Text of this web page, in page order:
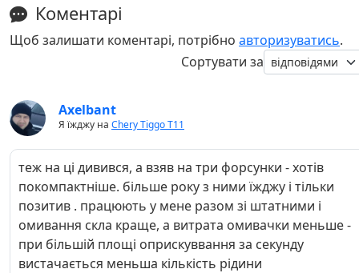
Коментарі
Щоб залишати коментарі, потрібно авторизуватись.
Сортувати за
Axelbant
Я їжджу на Chery Tiggo Т11
теж на ці дивився, а взяв на три форсунки - хотів
покомпактніше. більше року з ними їжджу і тільки
позитив . працюють у мене разом зі штатними і
омивання скла краще, а витрата омивачки меньше -
при більшій площі оприскуввання за секунду
вистачається меньша кількість рідини